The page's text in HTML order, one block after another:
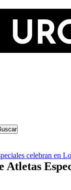
celebran en
Atletas